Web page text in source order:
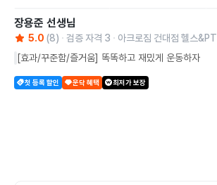
장용준 선생님
5.0 (8) 검증 자격 3
아크로짐 건대점 헬스&PT
[효과/꾸준함/즐거움] 똑똑하고 재밌게 운동하자
첫 등록 할인 운닥 혜택 최저가 보장